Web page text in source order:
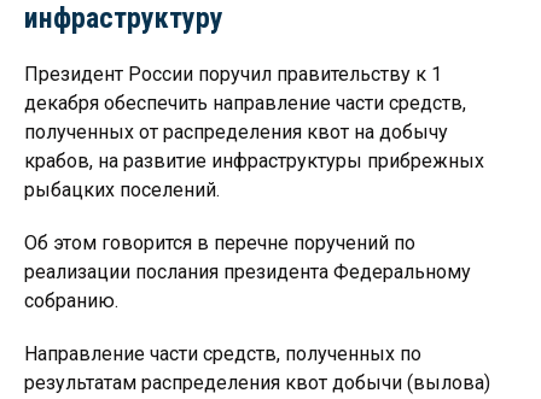
инфраструктуру
Президент России поручил правительству к 1
декабря обеспечить направление части средств,
полученных от распределения квот на добычу
крабов, на развитие инфраструктуры прибрежных
рыбацких поселений.
Об этом говорится в перечне поручений по
реализации послания президента Федеральному
собранию.
Направление части средств, полученных по
результатам распределения квот добычи (вылова)